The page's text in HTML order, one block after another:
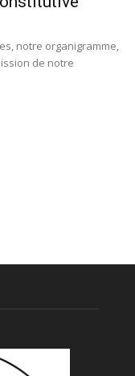
notre organigramme,
de notre